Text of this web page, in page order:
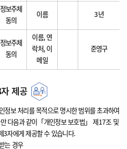
정보주체
동의
이름 3년
정보주체
동의
이름, 연
락처, 이
메일
준영구
제공
정보 처리를 목적으로 명시한 범위를 초과하여
다음과 같이「개인정보 보호법」 제17조 및
3자에게 제공할 수 있습니다.
는 경우